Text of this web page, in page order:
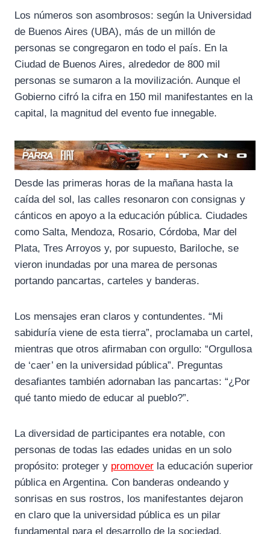
Los números son asombrosos: según la Universidad
de Buenos Aires (UBA), más de un millón de
personas se congregaron en todo el país. En la
Ciudad de Buenos Aires, alrededor de 800 mil
personas se sumaron a la movilización. Aunque el
Gobierno cifró la cifra en 150 mil manifestantes en la
capital, la magnitud del evento fue innegable.
Desde las primeras horas de la mañana hasta la
caída del sol, las calles resonaron con consignas y
cánticos en apoyo a la educación pública. Ciudades
como Salta, Mendoza, Rosario, Córdoba, Mar del
Plata, Tres Arroyos y, por supuesto, Bariloche, se
vieron inundadas por una marea de personas
portando pancartas, carteles y banderas.
Los mensajes eran claros y contundentes. “Mi
sabiduría viene de esta tierra”, proclamaba un cartel,
mientras que otros afirmaban con orgullo: “Orgullosa
de ‘caer’ en la universidad pública”. Preguntas
desafiantes también adornaban las pancartas: “¿Por
qué tanto miedo de educar al pueblo?”.
La diversidad de participantes era notable, con
personas de todas las edades unidas en un solo
propósito: proteger y promover la educación superior
pública en Argentina. Con banderas ondeando y
sonrisas en sus rostros, los manifestantes dejaron
en claro que la universidad pública es un pilar
fundamental para el desarrollo de la sociedad.